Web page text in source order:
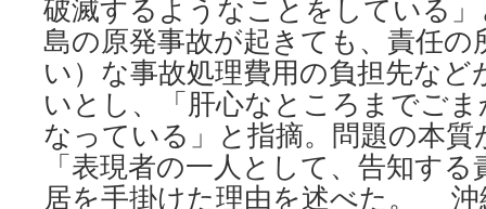
破滅するようなことをしている
島の原発事故が起きても、責任の
い）な事故処理費用の負担先な
いとし、「肝心なところまでご
なっている」と指摘。問題の本
「表現者の一人として、告知す
居を手掛けた理由を述べた。 沖